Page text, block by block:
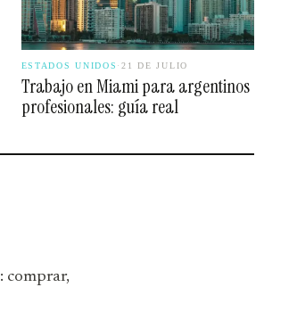
ESTADOS UNIDOS ·21 DE JULIO
Trabajo en Miami para argentinos
profesionales: guía real
comprar,